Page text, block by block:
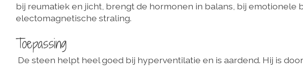
bij reumatiek en jicht, brengt de hormonen in balans, bij
electomagnetische straling.
Toepassing
De steen helpt heel goed bij hyperventilatie en is aardend. Hij is